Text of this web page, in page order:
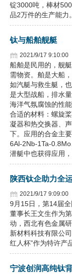
锭3000吨，棒材
品2万件的生产能力
钛与船舶舰艇
2021/9/17 9:10:00
船舶是民用的，舰
需物资。舶是大船
如汽艇与救生艇，
是大型战船，排水
海洋气氛腐蚀的性
合适的材料：螺旋
凝器和热交换器、
下。应用的合金主
6Al-2Nb-1Ta-
潜艇中也获得应用
陕西钛企助力全
2021/9/17 9:09:00
9月15日，第14届
董事长王文生作为
动，西北有色金属
新材料科技有限公
红人杯”作为特许产
宁波创润高纯钛